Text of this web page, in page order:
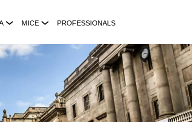
MICE PROFESSIONALS